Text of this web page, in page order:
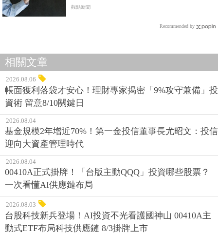
觀點新聞
Recommended by
相關文章
2026.08.06
帳面獲利落袋才安心！理財專家揭密「9%攻守兼備」投
資術 留意8/10關鍵日
2026.08.04
基金規模2年增近70%！第一金投信董事長尤昭文：投信
迎向大資產管理時代
2026.08.04
00410A正式掛牌！「台版主動QQQ」投資哪些股票？
一次看懂AI供應鏈布局
2026.08.03
台股科技新兵登場！AI投資不光看護國神山 00410A主
動式ETF布局科技供應鏈 8/3掛牌上市